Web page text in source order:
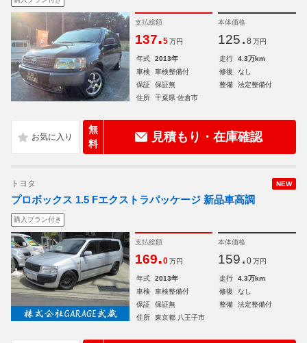
支払総額
137.5 万円
本体価格
125. 8 万円
年式 2013年 走行
4.3万km
車検
車検整備付 修復
なし
保証
保証無 整備
法定整備付
住所
千葉県 佐倉市
無
料
見積もり・在庫確認
NEW
トヨタ
プロボックス 1.5 Fエクストラパッケージ 新品車高調
購入プラン付き
支払総額
169.0 万円
本体価格
159. 0 万円
年式 2013年 走行
4.3万km
車検
車検整備付 修復
なし
保証
保証無 整備
法定整備付
住所
東京都 八王子市